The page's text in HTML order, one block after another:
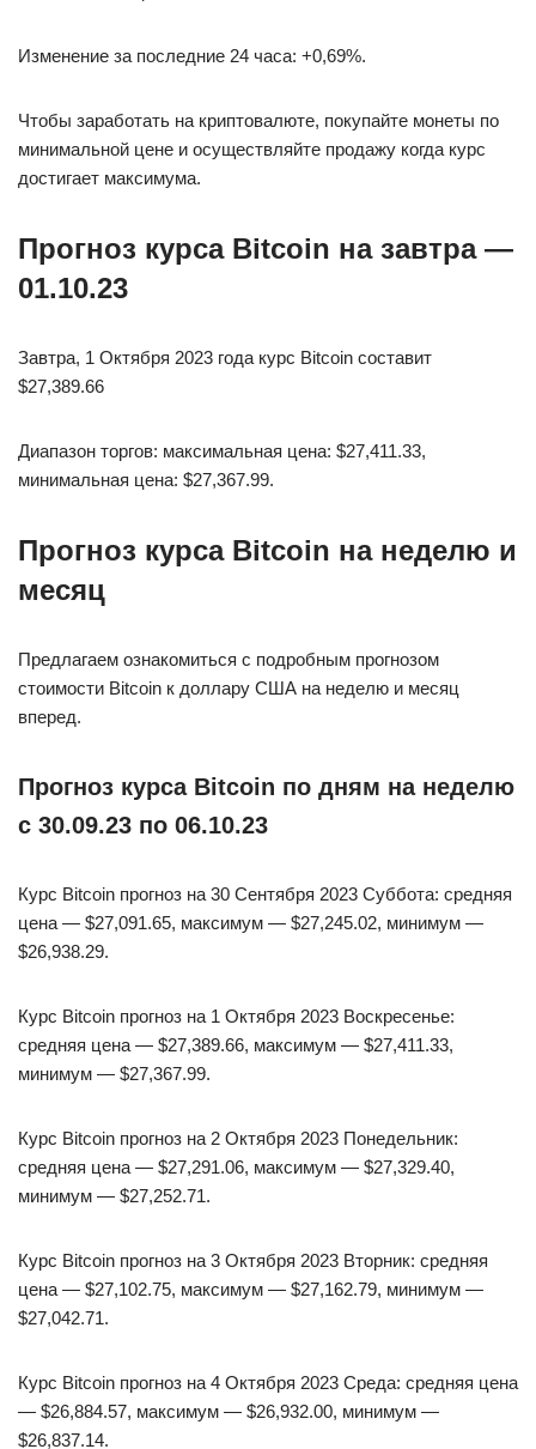
Изменение за последние 24 часа: +0,69%.
Чтобы заработать на криптовалюте, покупайте монеты по
минимальной цене и осуществляйте продажу когда курс
достигает максимума.
Прогноз курса Bitcoin на завтра —
01.10.23
Завтра, 1 Октября 2023 года курс Bitcoin составит
$27,389.66
Диапазон торгов: максимальная цена: $27,411.33,
минимальная цена: $27,367.99.
Прогноз курса Bitcoin на неделю и
месяц
Предлагаем ознакомиться с подробным прогнозом
стоимости Bitcoin к доллару США на неделю и месяц
вперед.
Прогноз курса Bitcoin по дням на неделю
с 30.09.23 по 06.10.23
Курс Bitcoin прогноз на 30 Сентября 2023 Суббота: средняя
цена — $27,091.65, максимум — $27,245.02, минимум —
$26,938.29.
Курс Bitcoin прогноз на 1 Октября 2023 Воскресенье:
средняя цена — $27,389.66, максимум — $27,411.33,
минимум — $27,367.99.
Курс Bitcoin прогноз на 2 Октября 2023 Понедельник:
средняя цена — $27,291.06, максимум — $27,329.40,
минимум — $27,252.71.
Курс Bitcoin прогноз на 3 Октября 2023 Вторник: средняя
цена — $27,102.75, максимум — $27,162.79, минимум —
$27,042.71.
Курс Bitcoin прогноз на 4 Октября 2023 Среда: средняя цена
— $26,884.57, максимум — $26,932.00, минимум —
$26,837.14.